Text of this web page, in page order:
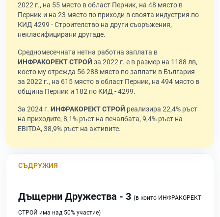
2022 г., на 55 място в област Перник, на 48 място в
Перник и на 23 място по приходи в своята индустрия по
КИД 4299 - Строителство на други съоръжения,
некласифицирани другаде.
Средномесечната нетна работна заплата в
ИНФРАКОРЕКТ СТРОЙ за 2022 г. е в размер на 1188 лв,
което му отрежда 56 288 място по заплати в България
за 2022 г., на 615 място в област Перник, на 494 място в
община Перник и 182 по КИД - 4299.
За 2024 г. ИНФРАКОРЕКТ СТРОЙ реализира 22,4% ръст
на приходите, 8,1% ръст на печалбата, 9,4% ръст на
EBITDA, 38,9% ръст на активите.
СЪДРУЖИЯ
Дъщерни Дружества - 3 (в които ИНФРАКОРЕКТ
СТРОЙ има над 50% участие)